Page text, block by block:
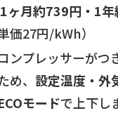
ヶ月約739円・1
価27円/kWh）
ンプレッサーがつ
め、 設定温度・外
モードで上下し